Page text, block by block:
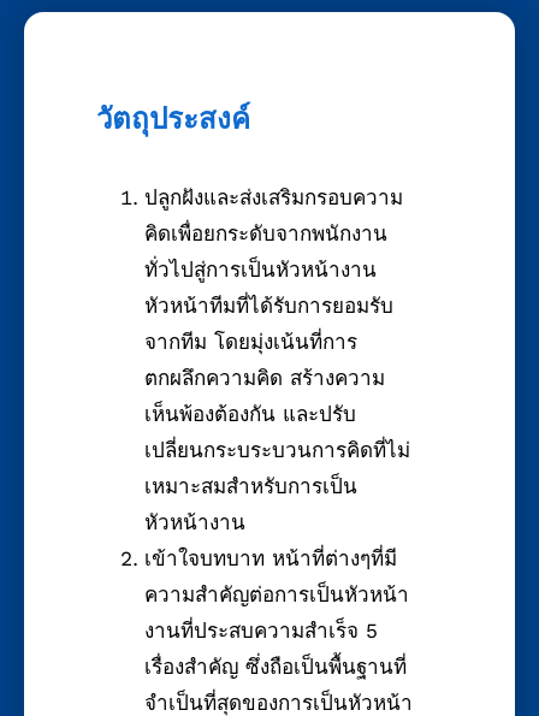
วัตถุประสงค์
ปลูกฝังและส่งเสริมกรอบความ
คิดเพื่อยกระดับจากพนักงาน
ทั่วไปสู่การเป็นหัวหน้างาน
หัวหน้าทีมที่ได้รับการยอมรับ
จากทีม โดยมุ่งเน้นที่การ
ตกผลึกความคิด สร้างความ
เห็นพ้องต้องกัน และปรับ
เปลี่ยนกระบระบวนการคิดที่ไม่
เหมาะสมสำหรับการเป็น
หัวหน้างาน
เข้าใจบทบาท หน้าที่ต่างๆที่มี
ความสำคัญต่อการเป็นหัวหน้า
งานที่ประสบความสำเร็จ 5
เรื่องสำคัญ ซึ่งถือเป็นพื้นฐานที่
จำเป็นที่สุดของการเป็นหัวหน้า